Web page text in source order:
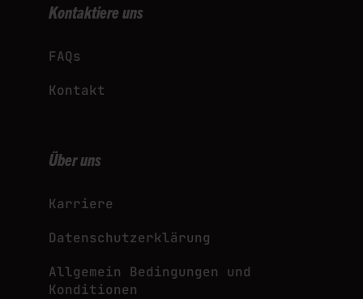
Kontaktiere uns
FAQs
Kontakt
Über uns
Karriere
Datenschutzerklärung
Allgemein Bedingungen und
Konditionen